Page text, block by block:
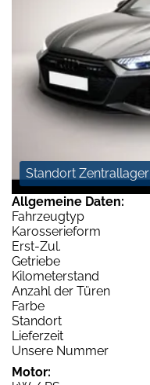
Standort Zentrallager
Allgemeine Daten:
Fahrzeugtyp
Karosserieform
Erst-Zul.
Getriebe
Kilometerstand
Anzahl der Türen
Farbe
Standort
Lieferzeit
Unsere Nummer
Motor: